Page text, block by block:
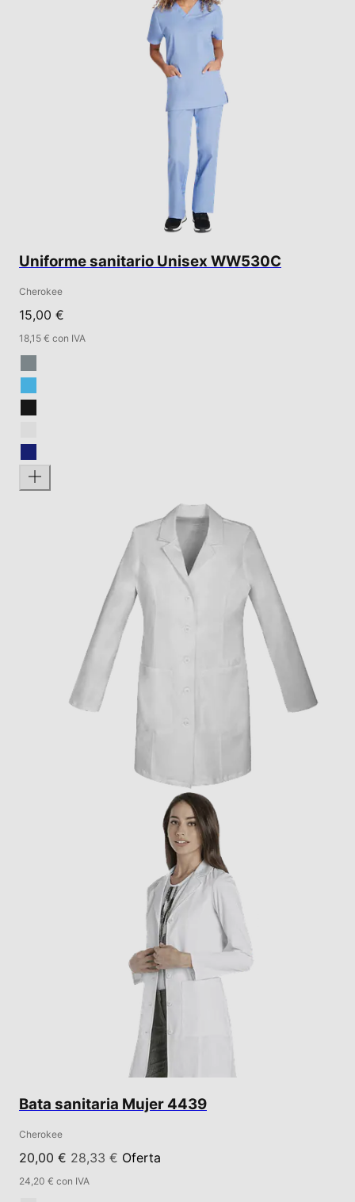
Uniforme sanitario Unisex WW530C
Cherokee
15,00 €
18,15 € con IVA
Bata sanitaria Mujer 4439
Cherokee
20,00 € 28,33 € Oferta
24,20 € con IVA